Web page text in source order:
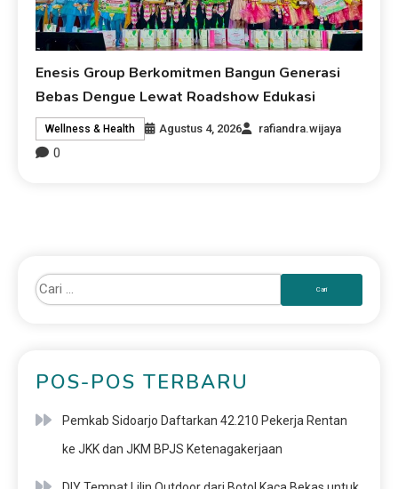
Enesis Group Berkomitmen Bangun Generasi
Bebas Dengue Lewat Roadshow Edukasi
Wellness & Health Agustus 4, 2026 rafiandra.wijaya
0
POS-POS TERBARU
Pemkab Sidoarjo Daftarkan 42.210 Pekerja Rentan
ke JKK dan JKM BPJS Ketenagakerjaan